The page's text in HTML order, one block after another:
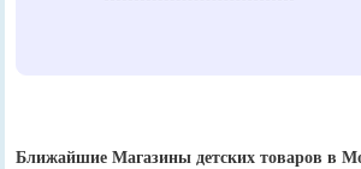
Ближайшие Магазины детских товаров в